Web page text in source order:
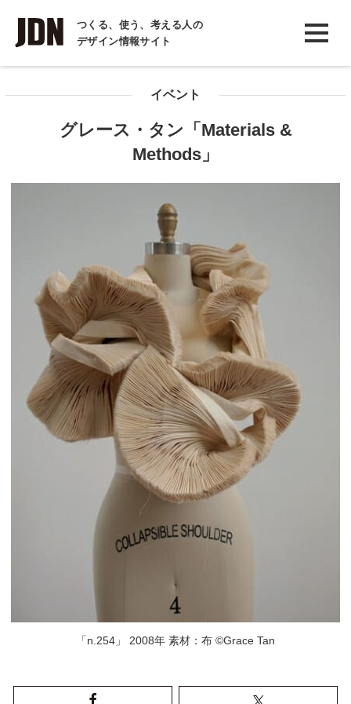
つくる、使う、考える人の
デザイン情報サイト
INTERVIEW
インタビュー
イベント
グレース・タン「Materials &
Methods」
「n.254」 2008年 素材：布 ©Grace Tan